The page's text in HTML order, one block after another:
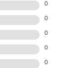
0
0
0
0
0